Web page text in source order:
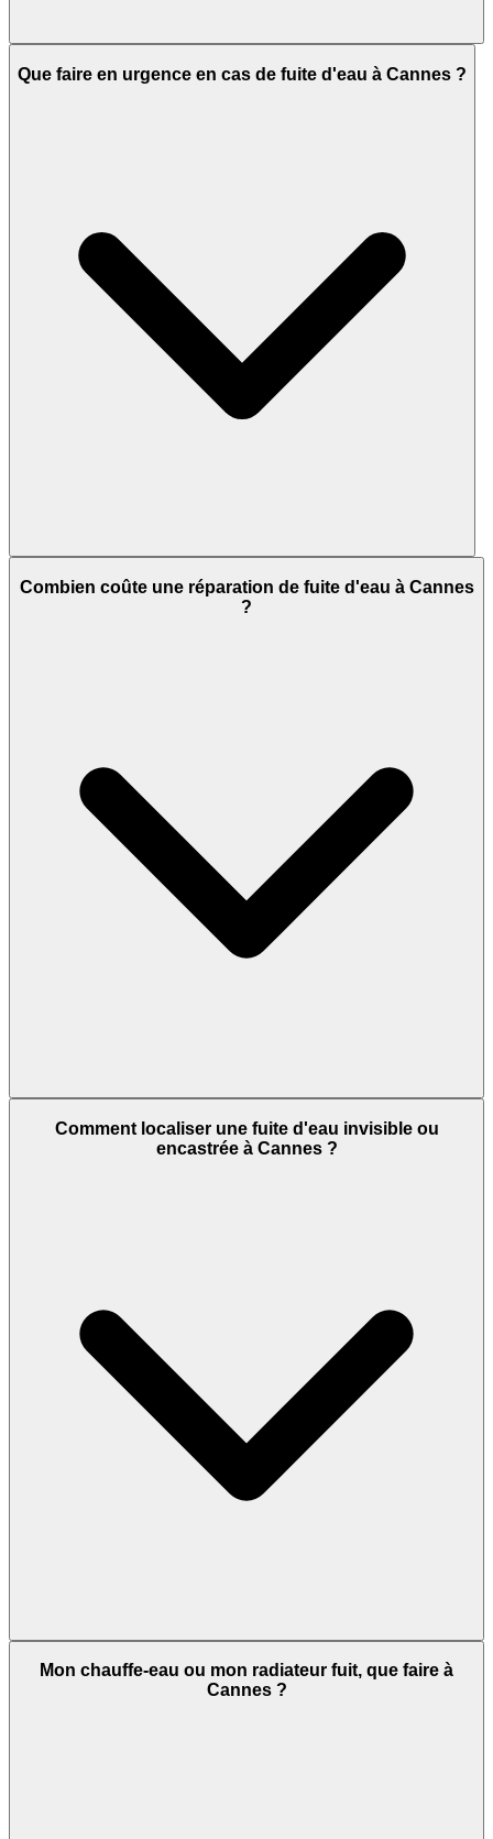
Que faire en urgence en cas de fuite d'eau à Cannes ?
Combien coûte une réparation de fuite d'eau à Cannes
?
Comment localiser une fuite d'eau invisible ou
encastrée à Cannes ?
Mon chauffe-eau ou mon radiateur fuit, que faire à
Cannes ?